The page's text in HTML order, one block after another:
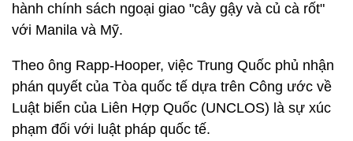
hành chính sách ngoại giao "cây gậy và củ cà rốt"
với Manila và Mỹ.
Theo ông Rapp-Hooper, việc Trung Quốc phủ nhận
phán quyết của Tòa quốc tế dựa trên Công ước về
Luật biển của Liên Hợp Quốc (UNCLOS) là sự xúc
phạm đối với luật pháp quốc tế.